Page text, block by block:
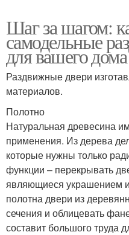
Шаг за шагом:
самодельные
для вашего дома
Раздвижные двери
материалов.
Полотно
Натуральная древесина
применения. Из дерева
которые нужны только
функции – перекрывать
являющиеся украшением
полотна двери из
сечения и облицевать
составит большого труда